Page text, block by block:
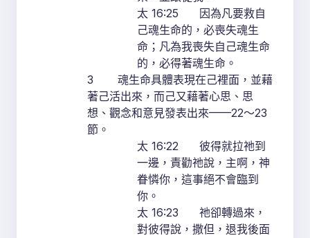
太 16:25 因為凡要救自
己魂生命的，必喪失魂生
命；凡為我喪失自己魂生命
的，必得著魂生命。
3 魂生命具體表現在己裡面，並藉
著己活出來，而己又藉著心思、思
想、觀念和意見發表出來——22～23
節。
太 16:22 彼得就拉祂到
一邊，責勸祂說，主啊，神
眷憐你，這事絕不會臨到
你。
太 16:23 祂卻轉過來，
對彼得說，撒但，退我後面